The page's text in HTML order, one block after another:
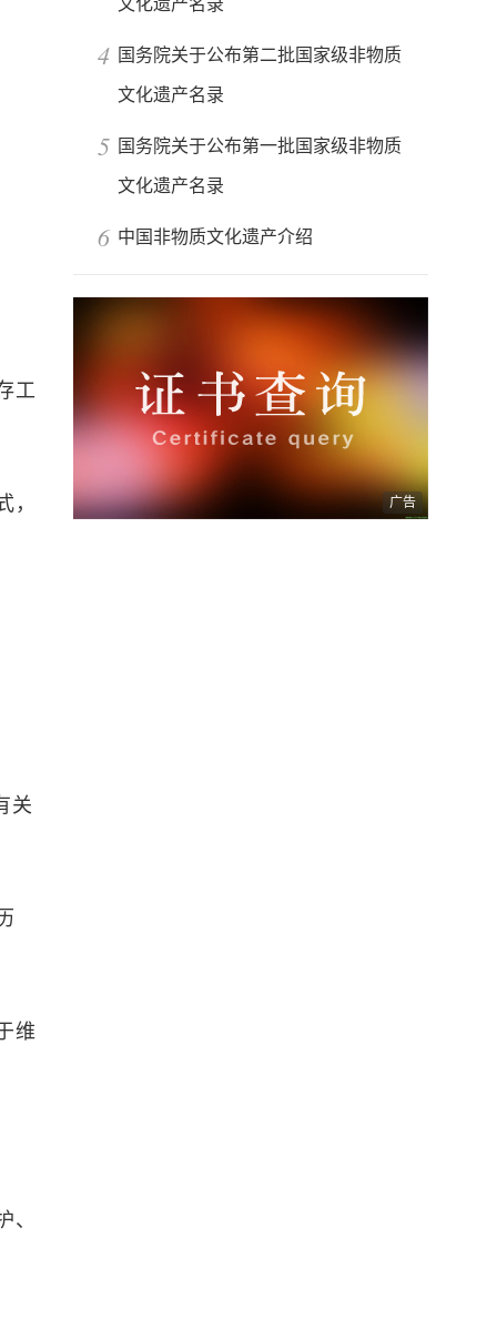
工
，
关
维
、
4 国务院关于公布第二批国家级非物质
文化遗产名录
5 国务院关于公布第一批国家级非物质
文化遗产名录
6 中国非物质文化遗产介绍
广告